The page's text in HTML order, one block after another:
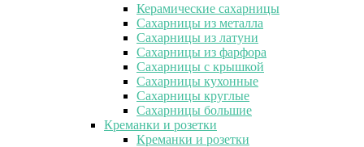
Керамические сахарницы
Сахарницы из металла
Сахарницы из латуни
Сахарницы из фарфора
Сахарницы с крышкой
Сахарницы кухонные
Сахарницы круглые
Сахарницы большие
Креманки и розетки
Креманки и розетки